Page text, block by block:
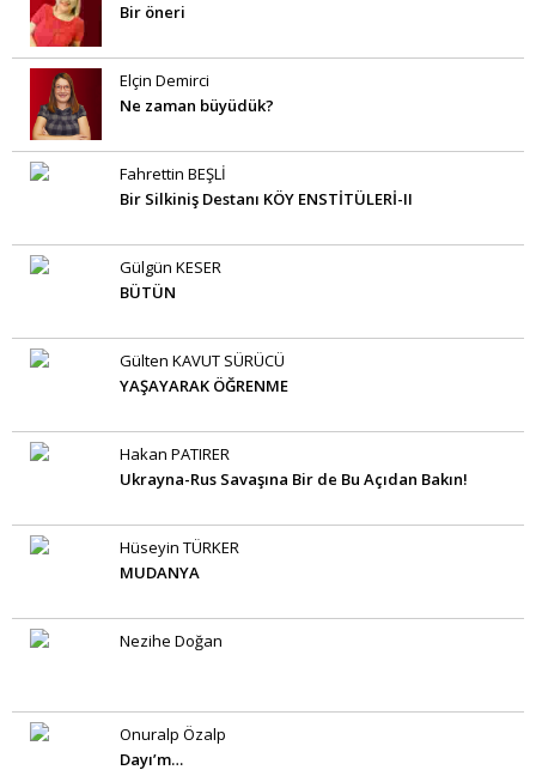
Bir öneri
Elçin Demirci
Ne zaman büyüdük?
Fahrettin BEŞLİ
Bir Silkiniş Destanı KÖY ENSTİTÜLERİ-II
Gülgün KESER
BÜTÜN
Gülten KAVUT SÜRÜCÜ
YAŞAYARAK ÖĞRENME
Hakan PATIRER
Ukrayna-Rus Savaşına Bir de Bu Açıdan Bakın!
Hüseyin TÜRKER
MUDANYA
Nezihe Doğan
Onuralp Özalp
Dayı’m…